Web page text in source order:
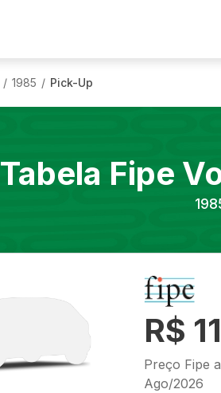
/ 1985 / Pick-Up
Tabela Fipe
R$
Preço Fipe
Ago/2026